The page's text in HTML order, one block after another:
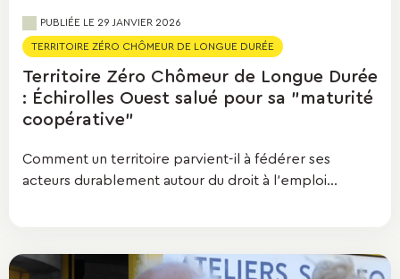
PUBLIÉE LE 29 JANVIER 2026
TERRITOIRE ZÉRO CHÔMEUR DE LONGUE DURÉE
Territoire Zéro Chômeur de Longue Durée
: Échirolles Ouest salué pour sa "maturité
coopérative"
Comment un territoire parvient-il à fédérer ses
acteurs durablement autour du droit à l'emploi...